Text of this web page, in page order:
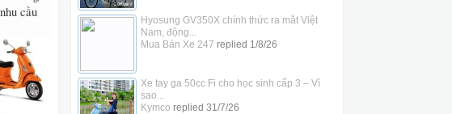
cầu
Hyosung GV350X chính thức ra mắt Việt
Nam, động...
Mua Bán Xe 247 replied 1/8/26
Xe tay ga 50cc Fi cho học sinh cấp 3 – Vì
sao...
Kymco replied 31/7/26